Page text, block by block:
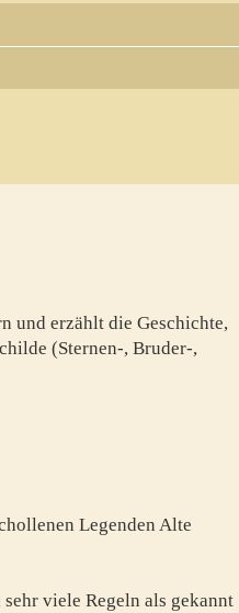
und erzählt die Geschichte,
(Sternen-, Bruder-,
Legenden Alte
viele Regeln als gekannt